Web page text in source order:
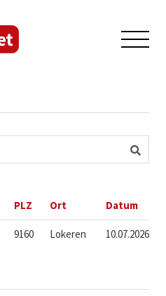
PLZ Ort Datum
9160 Lokeren 10.07.2026